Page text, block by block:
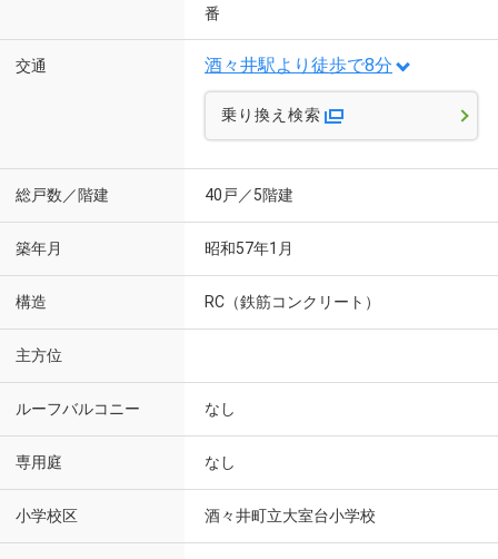
番
交通 酒々井駅より徒歩で8分
乗り換え検索
総戸数／階建 40戸／5階建
築年月 昭和57年1月
構造 RC（鉄筋コンクリート）
主方位
ルーフバルコニー なし
専用庭 なし
小学校区 酒々井町立大室台小学校